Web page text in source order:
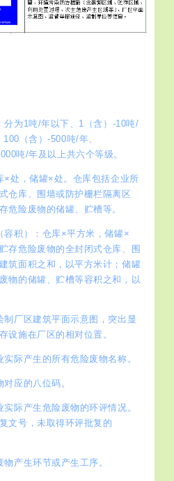
分为1吨/年以下、1（含）-10吨/
（含）-500吨/年、
吨/年及以上共六个等级。
×处，储罐×处。仓库包括企业所
仓库、围墙或防护栅栏隔离区
危险废物的储罐、贮槽等。
容积）：仓库×平方米，储罐×
存危险废物的全封闭式仓库、围
筑面积之和，以平方米计；储罐
物的储罐、贮槽等容积之和，以
制厂区建筑平面示意图，突出显
设施在厂区的相对位置。
实际产生的所有危险废物名称。
对应的八位码。
实际产生危险废物的环评情况。
文号，未取得环评批复的
物产生环节或产生工序。